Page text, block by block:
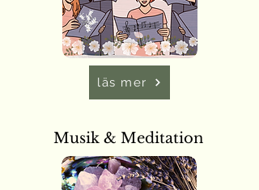
läs mer
Musik & Meditation